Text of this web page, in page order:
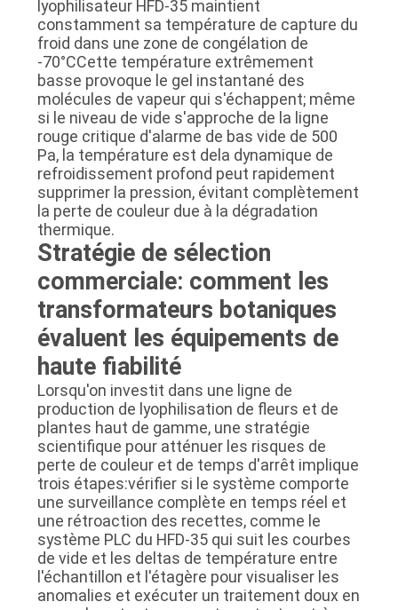
lyophilisateur HFD-35 maintient
constamment sa température de capture du
froid dans une zone de congélation de
-70°CCette température extrêmement
basse provoque le gel instantané des
molécules de vapeur qui s'échappent; même
si le niveau de vide s'approche de la ligne
rouge critique d'alarme de bas vide de 500
Pa, la température est dela dynamique de
refroidissement profond peut rapidement
supprimer la pression, évitant complètement
la perte de couleur due à la dégradation
thermique.
Stratégie de sélection
commerciale: comment les
transformateurs botaniques
évaluent les équipements de
haute fiabilité
Lorsqu'on investit dans une ligne de
production de lyophilisation de fleurs et de
plantes haut de gamme, une stratégie
scientifique pour atténuer les risques de
perte de couleur et de temps d'arrêt implique
trois étapes:vérifier si le système comporte
une surveillance complète en temps réel et
une rétroaction des recettes, comme le
système PLC du HFD-35 qui suit les courbes
de vide et les deltas de température entre
l'échantillon et l'étagère pour visualiser les
anomalies et exécuter un traitement doux en